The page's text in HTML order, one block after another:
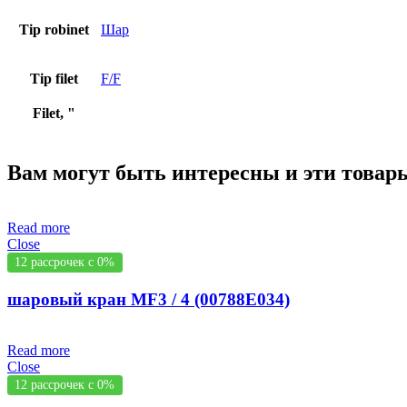
Tip robinet Шар
Tip filet F/F
Filet, "
Вам могут быть интересны и эти
Read more
Close
12 рассрочек с 0%
шаровый кран MF3 / 4 (00788E034)
Read more
Close
12 рассрочек с 0%